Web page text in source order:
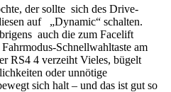
der sollte sich des Drive-
auf „Dynamic“ schalten.
auch die zum Facelift
Schnellwahltaste am
RS4 4 verzeiht Vieles, bügelt
oder unnötige
sich halt – und das ist gut so